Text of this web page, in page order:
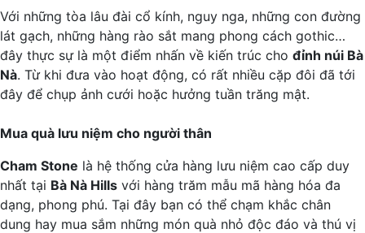
Với những tòa lâu đài cổ kính, nguy nga, những con đường
lát gạch, những hàng rào sắt mang phong cách gothic…
đây thực sự là một điểm nhấn về kiến trúc cho đỉnh núi Bà
Nà. Từ khi đưa vào hoạt động, có rất nhiều cặp đôi đã tới
đây để chụp ảnh cưới hoặc hưởng tuần trăng mật.
Mua quà lưu niệm cho người thân
Cham Stone là hệ thống cửa hàng lưu niệm cao cấp duy
nhất tại Bà Nà Hills với hàng trăm mẫu mã hàng hóa đa
dạng, phong phú. Tại đây bạn có thể chạm khắc chân
dung hay mua sắm những món quà nhỏ độc đáo và thú vị